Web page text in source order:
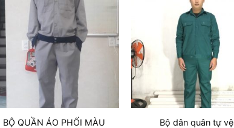
BỘ QUẦN ÁO PHỐI MÀU
Bộ dân quân tự vệ